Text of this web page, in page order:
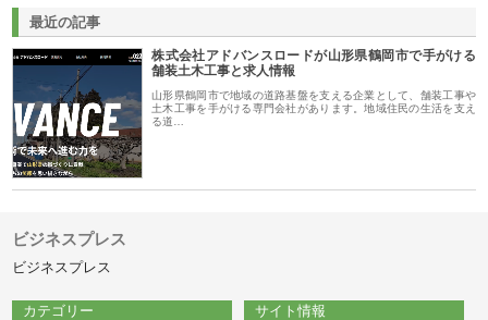
最近の記事
株式会社アドバンスロードが山形県鶴岡市で手がける
舗装土木工事と求人情報
山形県鶴岡市で地域の道路基盤を支える企業として、舗装工事や
土木工事を手がける専門会社があります。地域住民の生活を支え
る道…
ビジネスプレス
ビジネスプレス
カテゴリー
サイト情報